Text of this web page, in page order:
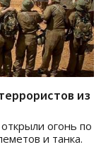
из
огонь по
и танка.